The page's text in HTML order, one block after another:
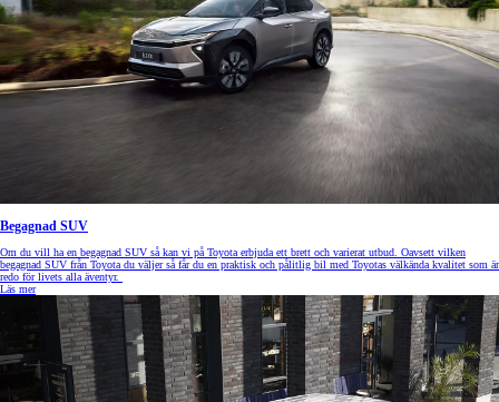
Begagnad SUV
Om du vill ha en begagnad SUV så kan vi på Toyota erbjuda ett brett och varierat utbud. Oavsett vilken
begagnad SUV från Toyota du väljer så får du en praktisk och pålitlig bil med Toyotas välkända kvalitet som är
redo för livets alla äventyr.
Läs mer